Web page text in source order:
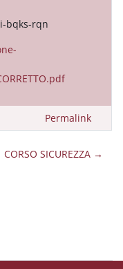
bqks-rqn
Permalink
CORSO SICUREZZA →